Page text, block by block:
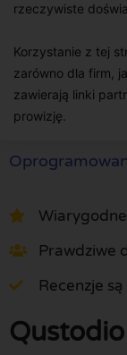
rzeczywiste
Korzystanie z tej
zarówno dla firm,
zawierają linki
prowizję.
Prawdziwe
Recenzje
Qustodio